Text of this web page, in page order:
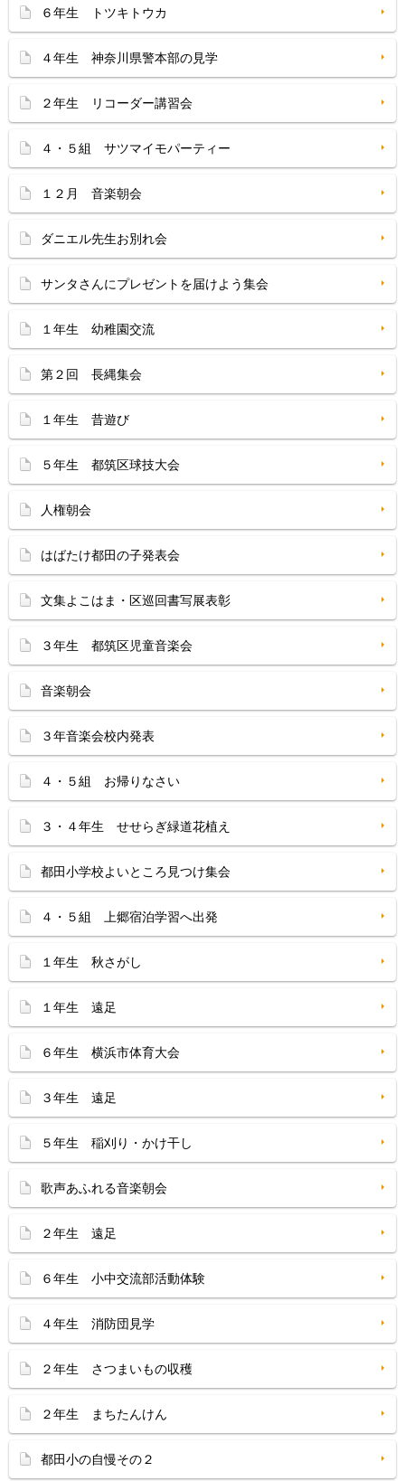
６年生 トツキトウカ
４年生 神奈川県警本部の見学
２年生 リコーダー講習会
４・５組 サツマイモパーティー
１２月 音楽朝会
ダニエル先生お別れ会
サンタさんにプレゼントを届けよう集会
１年生 幼稚園交流
第２回 長縄集会
１年生 昔遊び
５年生 都筑区球技大会
人権朝会
はばたけ都田の子発表会
文集よこはま・区巡回書写展表彰
３年生 都筑区児童音楽会
音楽朝会
３年音楽会校内発表
４・５組 お帰りなさい
３・４年生 せせらぎ緑道花植え
都田小学校よいところ見つけ集会
４・５組 上郷宿泊学習へ出発
１年生 秋さがし
１年生 遠足
６年生 横浜市体育大会
３年生 遠足
５年生 稲刈り・かけ干し
歌声あふれる音楽朝会
２年生 遠足
６年生 小中交流部活動体験
４年生 消防団見学
２年生 さつまいもの収穫
２年生 まちたんけん
都田小の自慢その２